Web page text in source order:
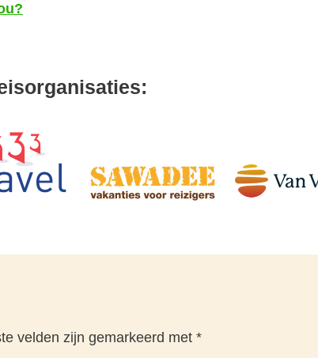
velden zijn gemarkeerd met *